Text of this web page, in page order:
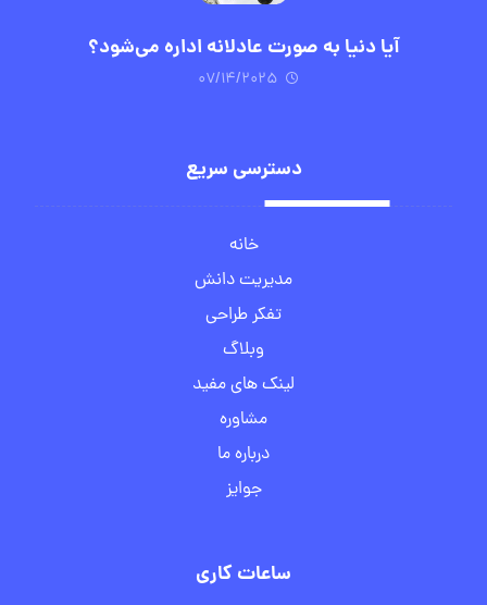
آیا دنیا به صورت عادلانه اداره می‌شود؟
۰۷/۱۴/۲۰۲۵
دسترسی سریع
خانه
مدیریت دانش
تفکر طراحی
وبلاگ
لینک های مفید
مشاوره
درباره ما
جوایز
ساعات کاری